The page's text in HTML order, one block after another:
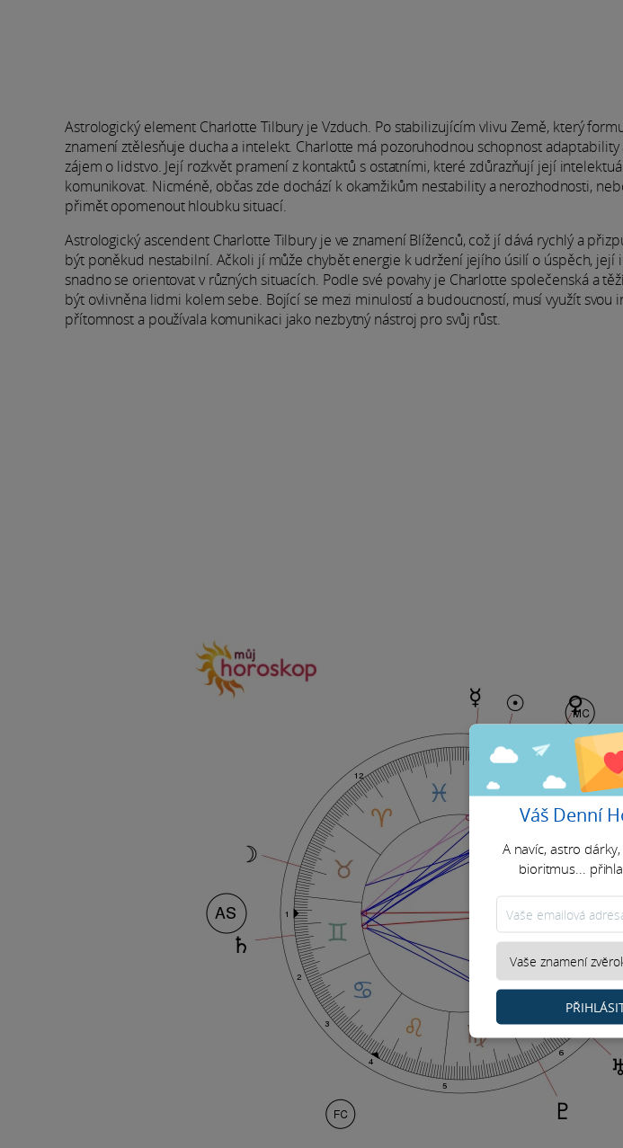
Astrologický element Charlotte Tilbury je Vzduch. Po stabilizujícím vlivu Země, který
znamení ztělesňuje ducha a intelekt. Charlotte má pozoruhodnou schopnost
zájem o lidstvo. Její rozkvět pramení z kontaktů s ostatními, které zdůrazňují její
komunikovat. Nicméně, občas zde dochází k okamžikům nestability a nerozhodnosti,
přimět opomenout hloubku situací.
Astrologický ascendent Charlotte Tilbury je ve znamení Blíženců, což jí dává rychlý a
být poněkud nestabilní. Ačkoli jí může chybět energie k udržení jejího úsilí o úspěch, její
snadno se orientovat v různých situacích. Podle své povahy je Charlotte společenská a
být ovlivněna lidmi kolem sebe. Bojící se mezi minulostí a budoucností, musí využít svou
přítomnost a používala komunikaci jako nezbytný nástroj pro svůj růst.
Váš Denní
A navíc, astro
bioritmus...